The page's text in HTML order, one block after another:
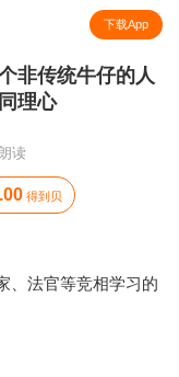
下载App
非传统牛仔的人
理心
读
得到贝
、法官等竞相学习的